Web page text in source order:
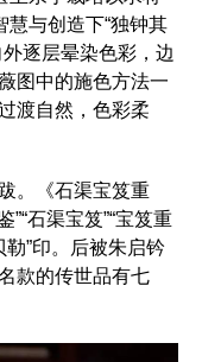
慧与创造下“独钟其
逐层晕染色彩，边
图中的施色方法一
渡自然，色彩柔
。《石渠宝笈重
”“石渠宝笈”“宝笈重
勒”印。后被朱启钤
款的传世品有七